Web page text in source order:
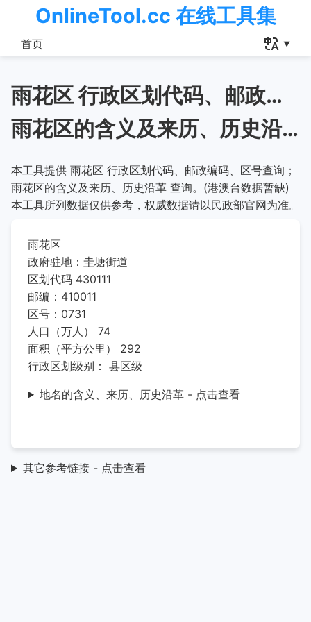
OnlineTool.cc 在线工具集
首页
雨花区 行政区划代码、邮政编码、区号查询
雨花区的含义及来历、历史沿革
本工具提供 雨花区 行政区划代码、邮政编码、区号查询；
雨花区的含义及来历、历史沿革 查询。(港澳台数据暂缺)
本工具所列数据仅供参考，权威数据请以民政部官网为准。
雨花区
政府驻地：圭塘街道
区划代码 430111
邮编：410011
区号：0731
人口（万人） 74
面积（平方公里） 292
行政区划级别： 县区级
地名的含义、来历、历史沿革 - 点击查看
其它参考链接 - 点击查看